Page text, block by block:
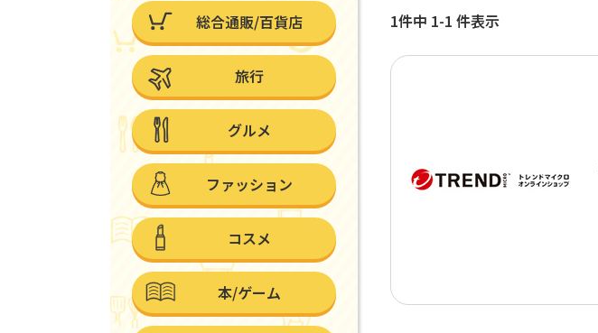
総合通販/百貨店
旅行
グルメ
ファッション
コスメ
本/ゲーム
1件中 1-1 件表示